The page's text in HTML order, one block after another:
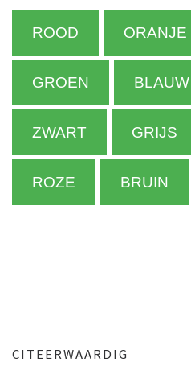
ROOD ORANJE
GROEN BLAUW
ZWART GRIJS
ROZE BRUIN
CITEERWAARDIG